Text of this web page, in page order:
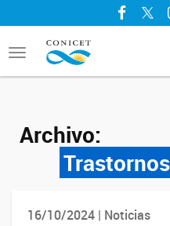
Toggle
navigation
Archivo:
16/10/2024 | Noticias